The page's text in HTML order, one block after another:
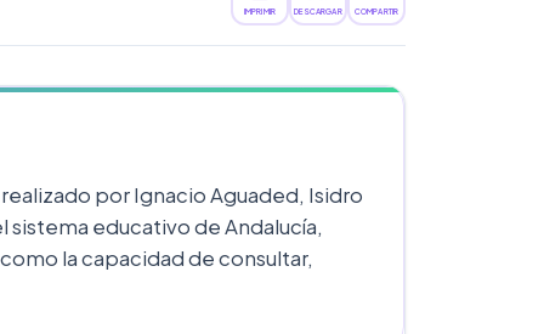
IMPRIMIR DESCARGAR COMPARTIR
por Ignacio Aguaded, Isidro
sistema educativo de Andalucía,
la capacidad de consultar,